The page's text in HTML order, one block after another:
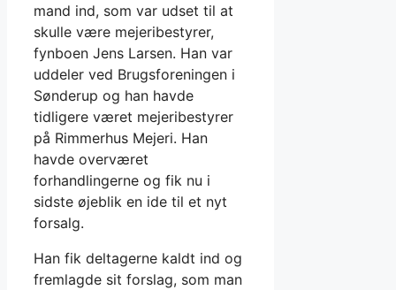
mand ind, som var udset til at
skulle være mejeribestyrer,
fynboen Jens Larsen. Han var
uddeler ved Brugsforeningen i
Sønderup og han havde
tidligere været mejeribestyrer
på Rimmerhus Mejeri. Han
havde overværet
forhandlingerne og fik nu i
sidste øjeblik en ide til et nyt
forsalg.
Han fik deltagerne kaldt ind og
fremlagde sit forslag, som man